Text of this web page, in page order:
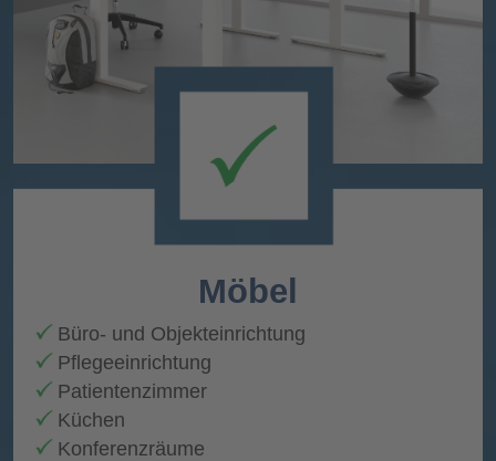
Möbel
Büro- und Objekteinrichtung
Pflegeeinrichtung
Patientenzimmer
Küchen
Konferenzräume